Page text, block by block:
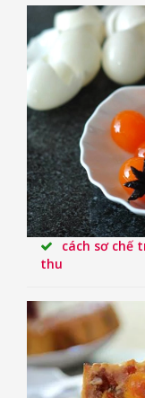
cách sơ chế
thu